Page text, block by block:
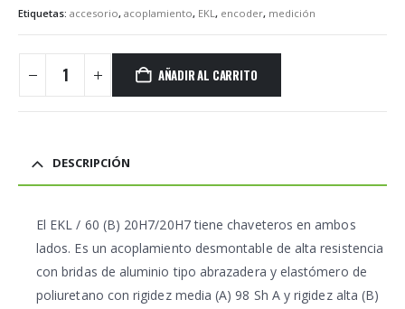
Etiquetas: accesorio, acoplamiento, EKL , encoder, medición
AÑADIR AL CARRITO
DESCRIPCIÓN
El EKL / 60 (B) 20H7/20H7tiene chaveteros en ambos
lados. Es un acoplamiento desmontable de alta resistencia
con bridas de aluminio tipo abrazadera y elastómero de
poliuretano con rigidez media (A) 98 Sh A y rigidez alta (B)